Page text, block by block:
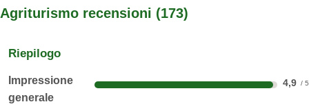
Agriturismo recensioni 173
Riepilogo
Impressione
generale
4,9